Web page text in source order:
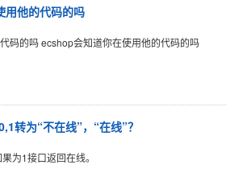
他的代码的吗
码的吗 ecshop会知道你在使用他的代码的吗
转为“不在线”，“在线”？
为1接口返回在线。